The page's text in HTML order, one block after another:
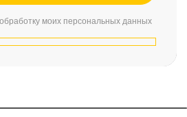
моих персональных данных